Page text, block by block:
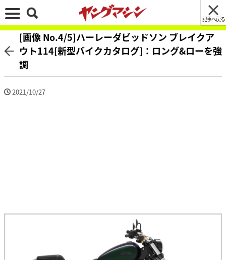
記事へ戻る
[画像 No.4/5]ハーレーダビッドソン ブレイクア
ウト114[新型バイクカタログ]：ロング&ローを強
調
2021/10/27